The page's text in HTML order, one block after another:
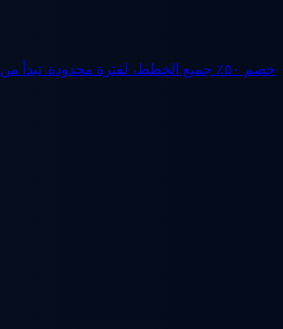
خصم ٥٠٪ جميع الخطط، لفترة محدودة. تبدأ من